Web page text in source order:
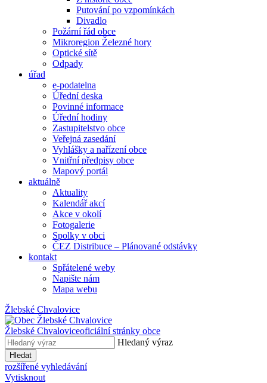
Putování po vzpomínkách
Divadlo
Požární řád obce
Mikroregion Železné hory
Optické sítě
Odpady
úřad
e-podatelna
Úřední deska
Povinné informace
Úřední hodiny
Zastupitelstvo obce
Veřejná zasedání
Vyhlášky a nařízení obce
Vnitřní předpisy obce
Mapový portál
aktuálně
Aktuality
Kalendář akcí
Akce v okolí
Fotogalerie
Spolky v obci
ČEZ Distribuce – Plánované odstávky
kontakt
Spřátelené weby
Napište nám
Mapa webu
Žlebské Chvalovice
Žlebské Chvaloviceoficiální stránky obce
Hledaný výraz
Hledat
rozšířené vyhledávání
Vytisknout